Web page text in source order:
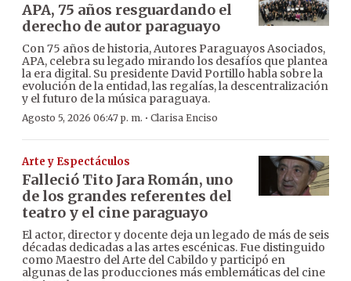
APA, 75 años resguardando el
derecho de autor paraguayo
Con 75 años de historia, Autores Paraguayos Asociados,
APA, celebra su legado mirando los desafíos que plantea
la era digital. Su presidente David Portillo habla sobre la
evolución de la entidad, las regalías, la descentralización
y el futuro de la música paraguaya.
Agosto 5, 2026 06:47 p. m. · Clarisa Enciso
Arte y Espectáculos
Falleció Tito Jara Román, uno
de los grandes referentes del
teatro y el cine paraguayo
El actor, director y docente deja un legado de más de seis
décadas dedicadas a las artes escénicas. Fue distinguido
como Maestro del Arte del Cabildo y participó en
algunas de las producciones más emblemáticas del cine